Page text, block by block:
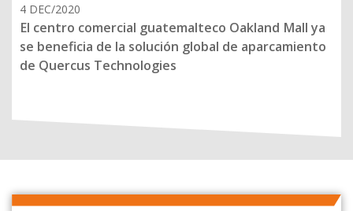
4 DEC/2020
El centro comercial guatemalteco Oakland Mall ya
se beneficia de la solución global de aparcamiento
de Quercus Technologies